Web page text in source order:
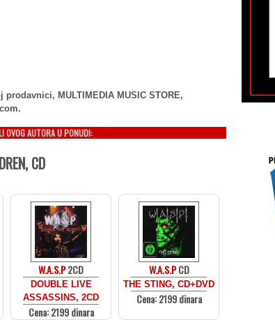
MULTIMEDIA MUSIC STORE,
OVOG AUTORA U PONUDI:
CD
W.A.S.P2CD
DOUBLE LIVE
ASSASSINS, 2CD
Cena: 2199 dinara
W.A.S.PCD
THE STING, CD+DVD
Cena: 2199 dinara